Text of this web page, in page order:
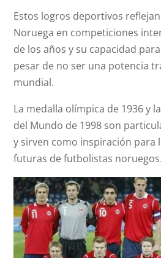
Estos logros deportivos
Noruega en competiciones
de los años y su capacidad
pesar de no ser una potencia
mundial.
La medalla olímpica de 1936 y
del Mundo de 1998 son
y sirven como inspiración para
futuras de futbolistas noruegos.